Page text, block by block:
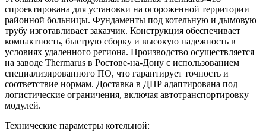
спроектирована для установки на огороженной территории
районной больницы. Фундаменты под котельную и дымовую
трубу изготавливает заказчик. Конструкция обеспечивает
компактность, быструю сборку и высокую надежность в
условиях удаленного региона. Производство осуществляется
на заводе Thermarus в Ростове-на-Дону с использованием
специализированного ПО, что гарантирует точность и
соответствие нормам. Доставка в ДНР адаптирована под
логистические ограничения, включая автотранспортировку
модулей.
Технические параметры котельной: